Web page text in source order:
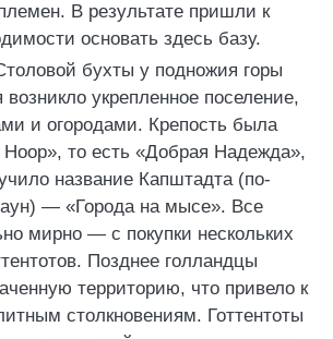
В результате пришли к
основать здесь базу.
бухты у подножия горы
возникло укрепленное поселение,
и огородами. Крепость была
Ноор», то есть «Добрая Надежда»,
название Капштадта (по-
— «Города на мысе». Все
мирно — с покупки нескольких
Позднее голландцы
территорию, что привело к
столкновениям. Готтентоты